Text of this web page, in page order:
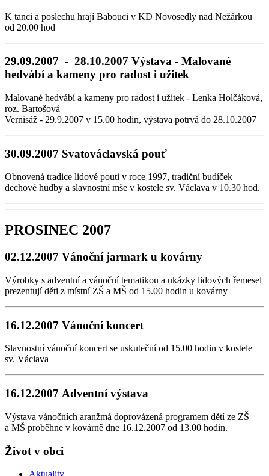
K tanci a poslechu hrají Babouci v KD Novosedly nad Nežárkou
od 20.00 hod
29.09.2007 - 28.10.2007 Výstava - Malované
hedvábí a kameny pro radost i užitek
Malované hedvábí a kameny pro radost i užitek - Lenka Holčáková,
roz. Bartošová
Vernisáž - 29.9.2007 v 15.00 hodin, výstava potrvá do 28.10.2007
30.09.2007 Svatováclavská pouť
Obnovená tradice lidové pouti v roce 1997, tradiční budíček
dechové hudby a slavnostní mše v kostele sv. Václava v 10.30 hod.
PROSINEC 2007
02.12.2007 Vánoční jarmark u kovárny
Výrobky s adventní a vánoční tematikou a ukázky lidových řemesel
prezentují děti z místní ZŠ a MŠ od 15.00 hodin u kovárny
16.12.2007 Vánoční koncert
Slavnostní vánoční koncert se uskuteční od 15.00 hodin v kostele
sv. Václava
16.12.2007 Adventní výstava
Výstava vánočních aranžmá doprovázená programem dětí ze ZŠ
a MŠ proběhne v kovárně dne 16.12.2007 od 13.00 hodin.
Život v obci